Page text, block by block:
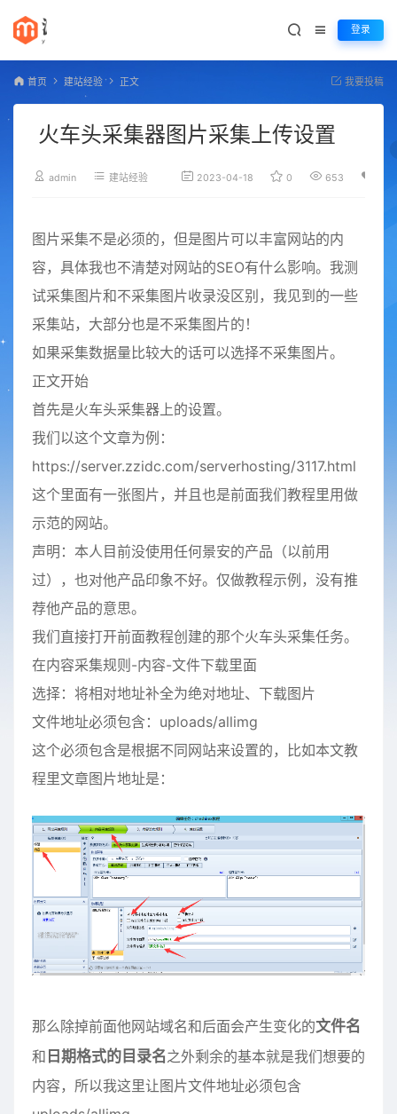
登录
首页 建站经验 正文 我要投稿
火车头采集器图片采集上传设置
admin 建站经验 2023-04-18 0 653
图片采集不是必须的，但是图片可以丰富网站的内
容，具体我也不清楚对网站的SEO有什么影响。我测
试采集图片和不采集图片收录没区别，我见到的一些
采集站，大部分也是不采集图片的！
如果采集数据量比较大的话可以选择不采集图片。
正文开始
首先是火车头采集器上的设置。
我们以这个文章为例：
https://server.zzidc.com/serverhosting/3117.html
这个里面有一张图片，并且也是前面我们教程里用做
示范的网站。
声明：本人目前没使用任何景安的产品（以前用
过），也对他产品印象不好。仅做教程示例，没有推
荐他产品的意思。
我们直接打开前面教程创建的那个火车头采集任务。
在内容采集规则-内容-文件下载里面
选择：将相对地址补全为绝对地址、下载图片
文件地址必须包含：uploads/allimg
这个必须包含是根据不同网站来设置的，比如本文教
程里文章图片地址是：
那么除掉前面他网站域名和后面会产生变化的文件名
和 日期格式的目录名之外剩余的基本就是我们想要的
内容，所以我这里让图片文件地址必须包含